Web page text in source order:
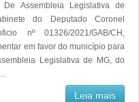
De Assembleia Legislativa de
do Deputado Coronel
nº 01326/2021/GAB/CH,
em favor do município para
Legislativa de MG, do
Leia mais